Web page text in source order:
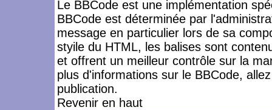
Le BBCode est une implémentation
BBCode est déterminée par
message en particulier lors de sa
styile du HTML, les balises sont
et offrent un meilleur contrôle sur la
plus d'informations sur le BBCode,
publication.
Revenir en haut